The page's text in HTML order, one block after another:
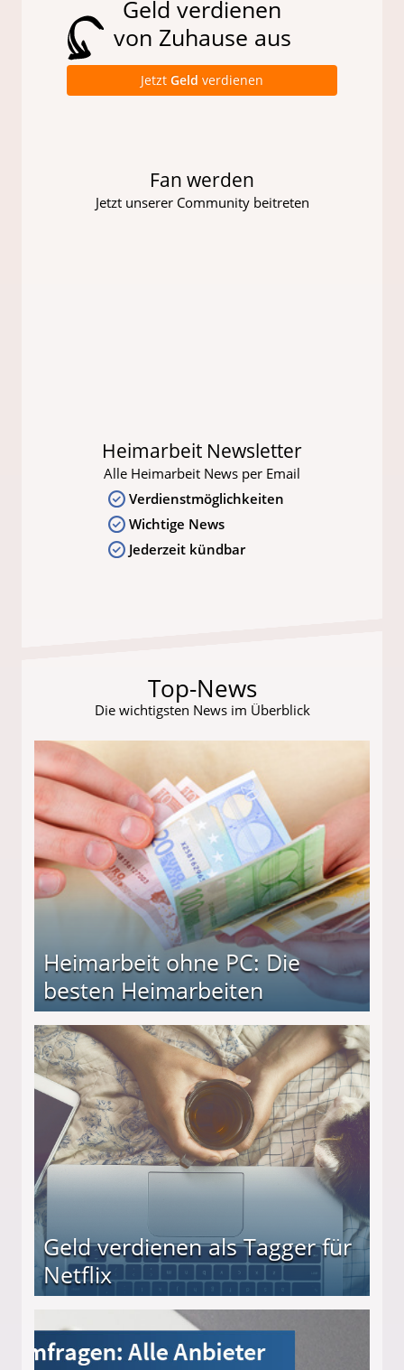
Geld verdienen
von Zuhause aus
Jetzt Geld verdienen
Fan werden
Jetzt unserer Community beitreten
Heimarbeit Newsletter
Alle Heimarbeit News per Email
Verdienstmöglichkeiten
Wichtige News
Jederzeit kündbar
Top-News
Die wichtigsten News im Überblick
Heimarbeit ohne PC: Die
besten Heimarbeiten
Geld verdienen als Tagger für
Netflix